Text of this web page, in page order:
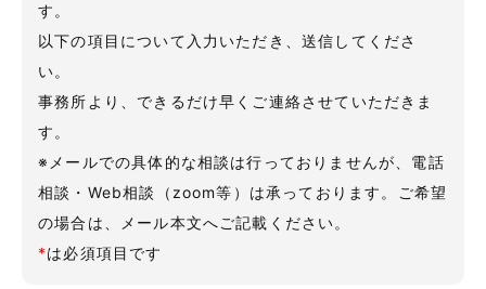
す。
以下の項目について入力いただき、送信してくださ
い。
事務所より、できるだけ早くご連絡させていただきま
す。
※メールでの具体的な相談は行っておりませんが、電話
相談・Web相談（zoom等）は承っております。ご希望
の場合は、メール本文へご記載ください。
*は必須項目です